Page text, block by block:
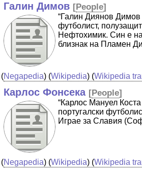
Галин Димов [People]
“Галин Диянов Димов
футболист,
Нефтохимик. Син е
близнак на Пламен
(Negapedia) (Wikipedia) (Wikipedia
Карлос Фонсека [People]
“Карлос Мануел
португалски
Играе за Славия
(Negapedia) (Wikipedia) (Wikipedia